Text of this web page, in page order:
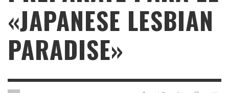
«JAPANESE LESBIAN
PARADISE»